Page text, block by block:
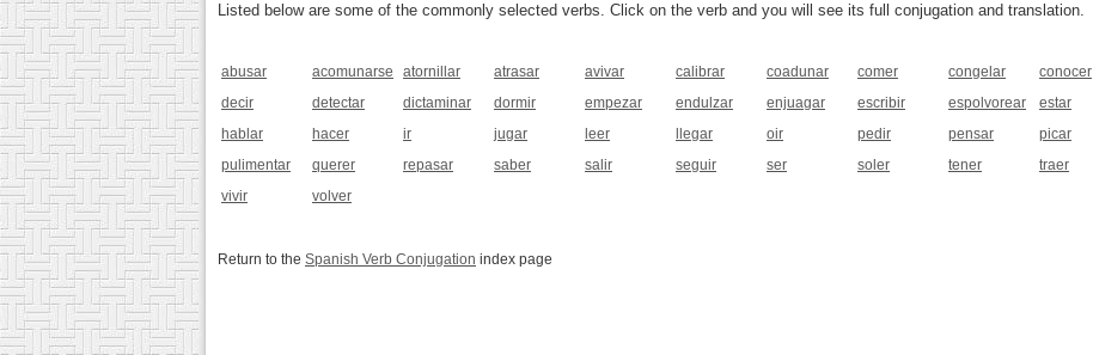
Listed below are some of the commonly selected verbs. Click on the verb and you will see its full conjugation and translation.
abusar acomunarse atornillar atrasar avivar calibrar coadunar comer congelar conocer
decir
detectar dictaminar dormir empezar endulzar enjuagar escribir espolvorear estar
hablar
hacer ir jugar leer llegar oir pedir pensar picar
pulimentar
querer repasar saber salir seguir ser soler tener traer
vivir
volver
Return to the Spanish Verb Conjugation index page